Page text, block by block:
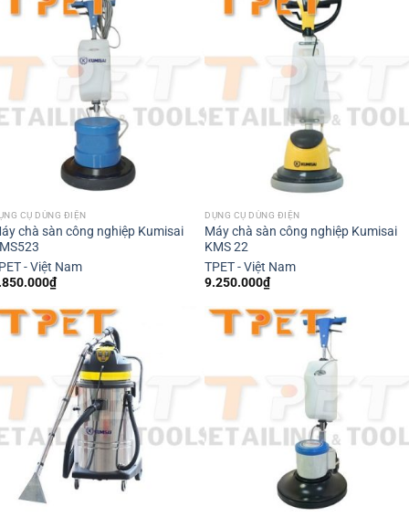
CỤ DÙNG ĐIỆN
chà sàn công nghiệp Kumisai
- Việt Nam
₫
DỤNG CỤ DÙNG ĐIỆN
Máy chà sàn công nghiệp Kumisai
KMS 22
TPET - Việt Nam
9.250.000₫